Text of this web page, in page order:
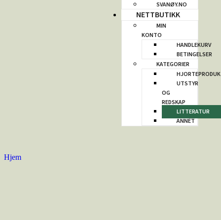
SVANØY.NO
NETTBUTIKK
MIN
KONTO
HANDLEKURV
BETINGELSER
KATEGORIER
UTSTYR
OG
REDSKAP
LITTERATUR
ANNET
Hjem